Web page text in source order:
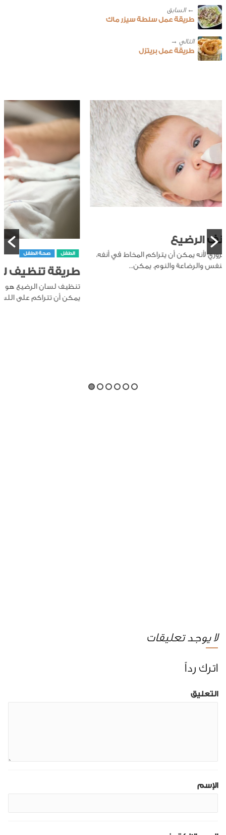
← ‎السابق
طريقة عمل سلطة سيزر ماك
طريقة عمل بريتزل
الطفل صحة الطفل
طريقة تنظيف لسان الرضيع
تنظيف لسان الرضيع هو جزء مهم من العناية بصحة الفم، حيث
يمكن أن تتراكم على اللسان بقايا الحليب والخلايا الميتة،...
لا يوجد تعليقات
اترك رداً
التعليق
الإسم